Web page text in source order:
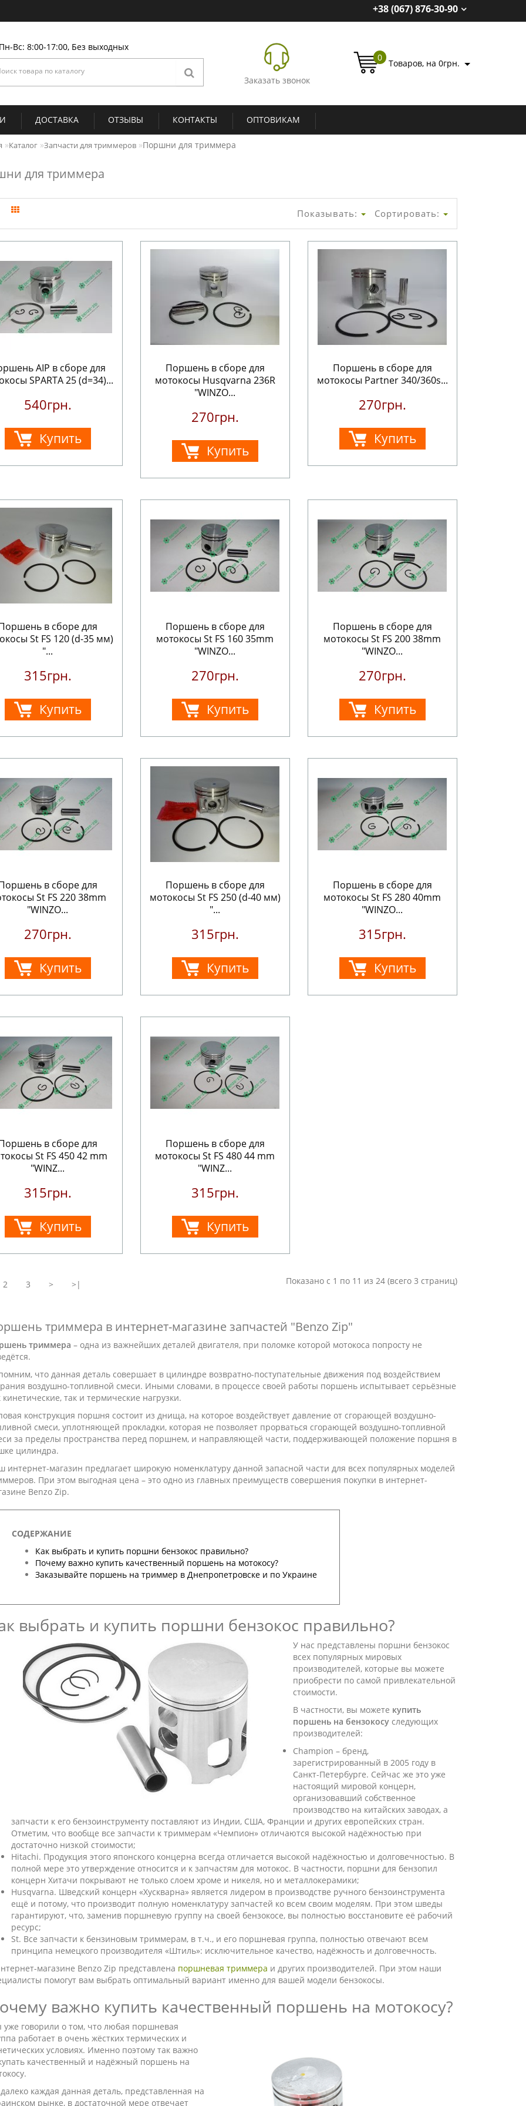
+38 (067) 876-30-90
Вс: 8:00-17:00, Без выходных
Заказать звонок
0
Товаров, на 0грн.
ДОСТАВКА ОТЗЫВЫ КОНТАКТЫ ОПТОВИКАМ
Каталог Запчасти для триммеров Поршни для триммера
для триммера
Сортировать:
Показывать:
AIP в сборе для
SPARTA 25 (d=34)...
540грн.
Купить
Поршень в сборе для
мотокосы Husqvarna 236R
"WINZO...
270грн.
Купить
Поршень в сборе для
мотокосы Partner 340/360s...
270грн.
Купить
в сборе для
St FS 120 (d-35 мм)
"...
315грн.
Купить
Поршень в сборе для
мотокосы St FS 160 35mm
"WINZO...
270грн.
Купить
Поршень в сборе для
мотокосы St FS 200 38mm
"WINZO...
270грн.
Купить
в сборе для
St FS 220 38mm
"WINZO...
270грн.
Купить
Поршень в сборе для
мотокосы St FS 250 (d-40 мм)
"...
315грн.
Купить
Поршень в сборе для
мотокосы St FS 280 40mm
"WINZO...
315грн.
Купить
в сборе для
St FS 450 42 mm
"WINZ...
315грн.
Купить
Поршень в сборе для
мотокосы St FS 480 44 mm
"WINZ...
315грн.
Купить
2 3 > >| Показано с 1 по 11 из 24 (всего 3 страниц)
триммера в интернет-магазине запчастей "Benzo Zip"
триммера – одна из важнейших деталей двигателя, при поломке которой мотокоса попросту не
что данная деталь совершает в цилиндре возвратно-поступательные движения под воздействием
воздушно-топливной смеси. Иными словами, в процессе своей работы поршень испытывает серьёзные
кинетические, так и термические нагрузки.
конструкция поршня состоит из днища, на которое воздействует давление от сгорающей воздушно-
смеси, уплотняющей прокладки, которая не позволяет прорваться сгорающей воздушно-топливной
за пределы пространства перед поршнем, и направляющей части, поддерживающей положение поршня в
цилиндра.
интернет-магазин предлагает широкую номенклатуру данной запасной части для всех популярных моделей
При этом выгодная цена – это одно из главных преимуществ совершения покупки в интернет-
Benzo Zip.
СОДЕРЖАНИЕ
Как выбрать и купить поршни бензокос правильно?
Почему важно купить качественный поршень на мотокосу?
Заказывайте поршень на триммер в Днепропетровске и по Украине
выбрать и купить поршни бензокос правильно?
У нас представлены поршни бензокос
всех популярных мировых
производителей, которые вы можете
приобрести по самой привлекательной
стоимости.
В частности, вы можете купить
поршень на бензокосу следующих
производителей:
Champion – бренд,
зарегистрированный в 2005 году в
Санкт-Петербурге. Сейчас же это уже
настоящий мировой концерн,
организовавший собственное
производство на китайских заводах, а
запчасти к его бензоинструменту поставляют из Индии, США, Франции и других европейских стран.
Отметим, что вообще все запчасти к триммерам «Чемпион» отличаются высокой надёжностью при
достаточно низкой стоимости;
Hitachi. Продукция этого японского концерна всегда отличается высокой надёжностью и долговечностью. В
полной мере это утверждение относится и к запчастям для мотокос. В частности, поршни для бензопил
концерн Хитачи покрывают не только слоем хроме и никеля, но и металлокерамики;
Husqvarna. Шведский концерн «Хускварна» является лидером в производстве ручного бензоинструмента
ещё и потому, что производит полную номенклатуру запчастей ко всем своим моделям. При этом шведы
гарантируют, что, заменив поршневую группу на своей бензокосе, вы полностью восстановите её рабочий
ресурс;
St. Все запчасти к бензиновым триммерам, в т.ч., и его поршневая группа, полностью отвечают всем
принципа немецкого производителя «Штиль»: исключительное качество, надёжность и долговечность.
магазине Benzo Zip представлена поршневая триммера и других производителей. При этом наши
помогут вам выбрать оптимальный вариант именно для вашей модели бензокосы.
важно купить качественный поршень на мотокосу?
говорили о том, что любая поршневая
работает в очень жёстких термических и
условиях. Именно поэтому так важно
качественный и надёжный поршень на
каждая данная деталь, представленная на
рынке, в достаточной мере отвечает